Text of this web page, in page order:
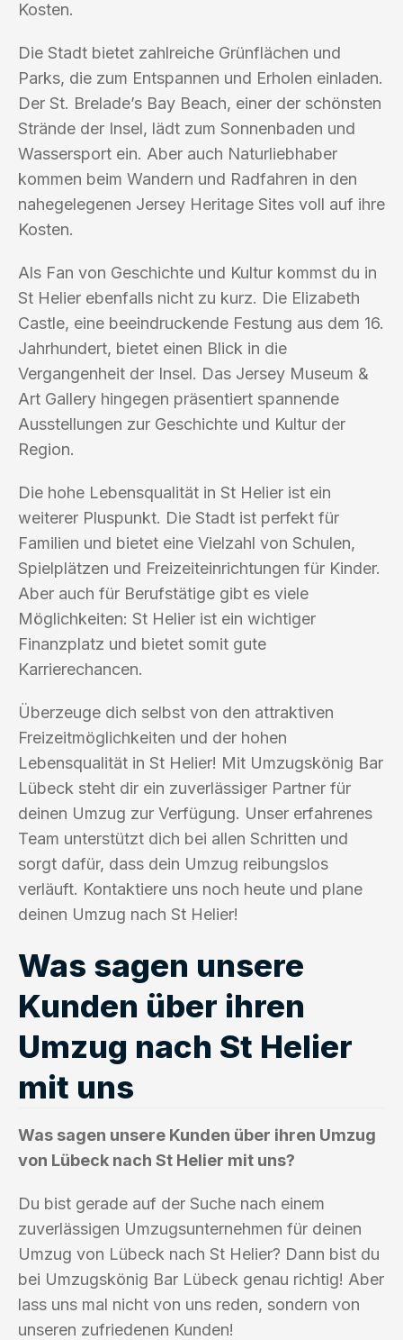
Kosten.
Die Stadt bietet zahlreiche Grünflächen und
Parks, die zum Entspannen und Erholen einladen.
Der St. Brelade’s Bay Beach, einer der schönsten
Strände der Insel, lädt zum Sonnenbaden und
Wassersport ein. Aber auch Naturliebhaber
kommen beim Wandern und Radfahren in den
nahegelegenen Jersey Heritage Sites voll auf ihre
Kosten.
Als Fan von Geschichte und Kultur kommst du in
St Helier ebenfalls nicht zu kurz. Die Elizabeth
Castle, eine beeindruckende Festung aus dem 16.
Jahrhundert, bietet einen Blick in die
Vergangenheit der Insel. Das Jersey Museum &
Art Gallery hingegen präsentiert spannende
Ausstellungen zur Geschichte und Kultur der
Region.
Die hohe Lebensqualität in St Helier ist ein
weiterer Pluspunkt. Die Stadt ist perfekt für
Familien und bietet eine Vielzahl von Schulen,
Spielplätzen und Freizeiteinrichtungen für Kinder.
Aber auch für Berufstätige gibt es viele
Möglichkeiten: St Helier ist ein wichtiger
Finanzplatz und bietet somit gute
Karrierechancen.
Überzeuge dich selbst von den attraktiven
Freizeitmöglichkeiten und der hohen
Lebensqualität in St Helier! Mit Umzugskönig Bar
Lübeck steht dir ein zuverlässiger Partner für
deinen Umzug zur Verfügung. Unser erfahrenes
Team unterstützt dich bei allen Schritten und
sorgt dafür, dass dein Umzug reibungslos
verläuft. Kontaktiere uns noch heute und plane
deinen Umzug nach St Helier!
Was sagen unsere
Kunden über ihren
Umzug nach St Helier
mit uns
Was sagen unsere Kunden über ihren Umzug
von Lübeck nach St Helier mit uns?
Du bist gerade auf der Suche nach einem
zuverlässigen Umzugsunternehmen für deinen
Umzug von Lübeck nach St Helier? Dann bist du
bei Umzugskönig Bar Lübeck genau richtig! Aber
lass uns mal nicht von uns reden, sondern von
unseren zufriedenen Kunden!